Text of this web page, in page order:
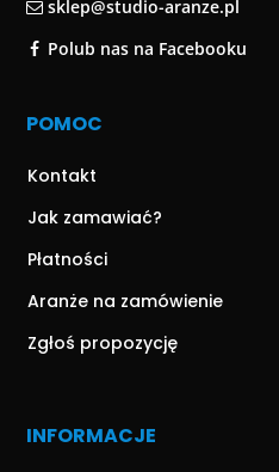
sklep@studio-aranze.pl
Polub nas na Facebooku
POMOC
Kontakt
Jak zamawiać?
Płatności
Aranże na zamówienie
Zgłoś propozycję
INFORMACJE